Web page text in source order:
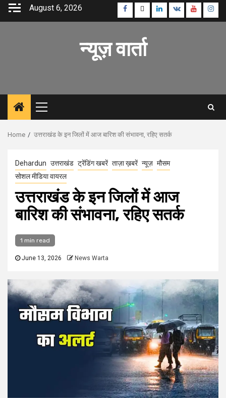
Skip
August 6, 2026 Facebook
TwitterLinkedin
VK Youtube
न्यूज़ वार्ता
Primary
Menu
Home उत्तराखंड के इन जिलों में आज बारिश की संभावना, रहिए सतर्क
Dehardun उत्तराखंड ट्रेंडिंग खबरें ताज़ा ख़बरें न्यूज़ मौसम
सोशल मीडिया वायरल
उत्तराखंड के इन जिलों में आज
बारिश की संभावना, रहिए सतर्क
1 min read
June 13, 2026 News Warta